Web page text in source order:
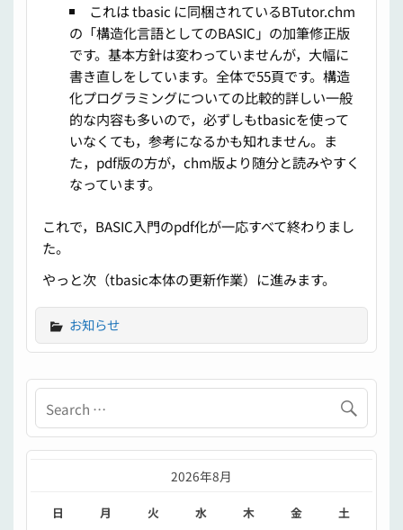
これは tbasic に同梱されているBTutor.chm
の「構造化言語としてのBASIC」の加筆修正版
です。基本方針は変わっていませんが，大幅に
書き直しをしています。全体で55頁です。構造
化プログラミングについての比較的詳しい一般
的な内容も多いので，必ずしもtbasicを使って
いなくても，参考になるかも知れません。ま
た，pdf版の方が，chm版より随分と読みやすく
なっています。
これで，BASIC入門のpdf化が一応すべて終わりまし
た。
やっと次（tbasic本体の更新作業）に進みます。
お知らせ
2026年8月
日 月 火 水 木 金 土